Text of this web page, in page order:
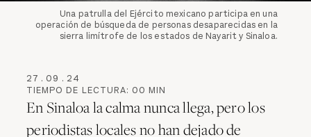
Una patrulla del Ejército mexicano participa en una
operación de búsqueda de personas desaparecidas en la
sierra limítrofe de los estados de Nayarit y Sinaloa.
27 . 09 . 24
TIEMPO DE LECTURA: 00 MIN
En Sinaloa la calma nunca llega, pero los
periodistas locales no han dejado de